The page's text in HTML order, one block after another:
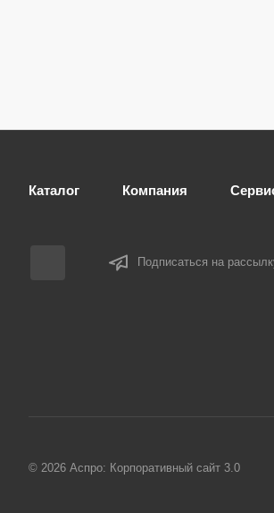
Каталог Компания
Подписаться на
© 2026 Аспро: Корпоративный сайт 3.0